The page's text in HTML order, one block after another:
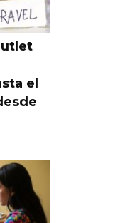
el